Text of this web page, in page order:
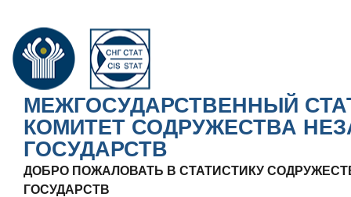
МЕЖГОСУДАРСТВЕННЫЙ
КОМИТЕТ СОДРУЖЕСТВА
ГОСУДАРСТВ
ДОБРО ПОЖАЛОВАТЬ В СТАТИСТИКУ
ГОСУДАРСТВ